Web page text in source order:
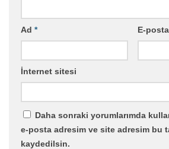
Ad * E-posta
İnternet sitesi
Daha sonraki yorumlarımda
e-posta adresim ve site adresim bu
kaydedilsin.